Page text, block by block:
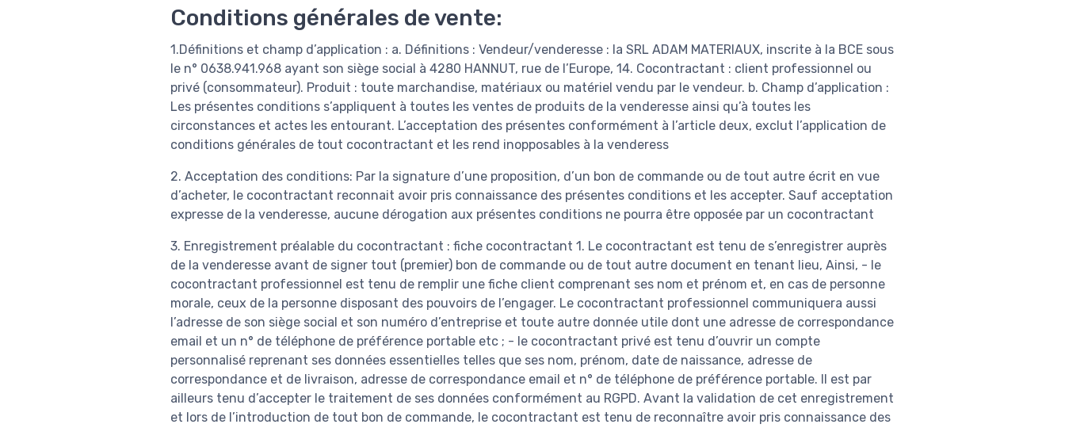
Conditions générales de vente:
1.Définitions et champ d’application : a. Définitions : Vendeur/venderesse : la SRL ADAM MATERIAUX, inscrite à la BCE sous
le n° 0638.941.968 ayant son siège social à 4280 HANNUT, rue de l’Europe, 14. Cocontractant : client professionnel ou
privé (consommateur). Produit : toute marchandise, matériaux ou matériel vendu par le vendeur. b. Champ d’application :
Les présentes conditions s’appliquent à toutes les ventes de produits de la venderesse ainsi qu’à toutes les
circonstances et actes les entourant. L’acceptation des présentes conformément à l’article deux, exclut l’application de
conditions générales de tout cocontractant et les rend inopposables à la venderess
2. Acceptation des conditions: Par la signature d’une proposition, d’un bon de commande ou de tout autre écrit en vue
d’acheter, le cocontractant reconnait avoir pris connaissance des présentes conditions et les accepter. Sauf acceptation
expresse de la venderesse, aucune dérogation aux présentes conditions ne pourra être opposée par un cocontractant
3. Enregistrement préalable du cocontractant : fiche cocontractant 1. Le cocontractant est tenu de s’enregistrer auprès
de la venderesse avant de signer tout (premier) bon de commande ou de tout autre document en tenant lieu, Ainsi, - le
cocontractant professionnel est tenu de remplir une fiche client comprenant ses nom et prénom et, en cas de personne
morale, ceux de la personne disposant des pouvoirs de l’engager. Le cocontractant professionnel communiquera aussi
l’adresse de son siège social et son numéro d’entreprise et toute autre donnée utile dont une adresse de correspondance
email et un n° de téléphone de préférence portable etc ; - le cocontractant privé est tenu d’ouvrir un compte
personnalisé reprenant ses données essentielles telles que ses nom, prénom, date de naissance, adresse de
correspondance et de livraison, adresse de correspondance email et n° de téléphone de préférence portable. Il est par
ailleurs tenu d’accepter le traitement de ses données conformément au RGPD. Avant la validation de cet enregistrement
et lors de l’introduction de tout bon de commande, le cocontractant est tenu de reconnaître avoir pris connaissance des